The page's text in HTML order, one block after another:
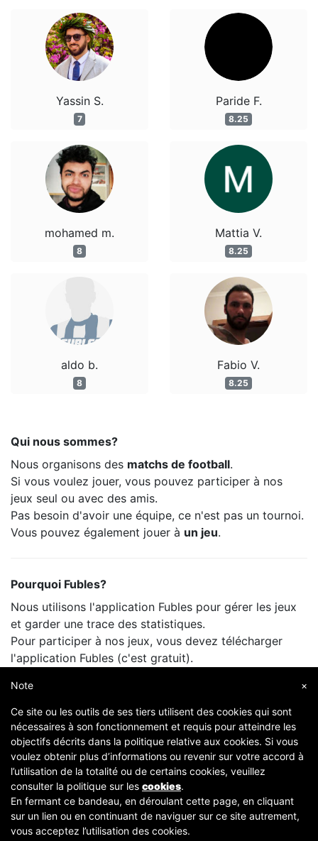
Yassin S.
7
mohamed m.
8
aldo b.
8
Paride F.
8.25
Mattia V.
8.25
Fabio V.
8.25
Qui nous sommes?
Nous organisons des matchs de football.
Si vous voulez jouer, vous pouvez participer à nos
jeux seul ou avec des amis.
Pas besoin d'avoir une équipe, ce n'est pas un tournoi.
Vous pouvez également jouer à un jeu.
Pourquoi Fubles?
Nous utilisons l'application Fubles pour gérer les jeux
et garder une trace des statistiques.
Pour participer à nos jeux, vous devez télécharger
l'application Fubles (c'est gratuit).
vous jouez avec vos amis.
Copyright © 2007-2026 Fubles Srl, Via Disciplini 18, 20123 Milano - CF/P.IVA 06769730968 - Capitale
sociale €63.675,52 i.v. - Camera di commercio di Milano
×
Note
Ce site ou les outils de ses tiers utilisent des cookies qui sont
nécessaires à son fonctionnement et requis pour atteindre les
objectifs décrits dans la politique relative aux cookies. Si vous
voulez obtenir plus d’informations ou revenir sur votre accord à
l’utilisation de la totalité ou de certains cookies, veuillez
consulter la politique sur les cookies.
En fermant ce bandeau, en déroulant cette page, en cliquant
sur un lien ou en continuant de naviguer sur ce site autrement,
vous acceptez l’utilisation des cookies.